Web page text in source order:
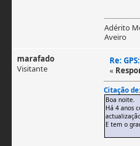
Adérito
Aveiro
marafado
Visitante
Re:
«
Citação
Boa noite.
Há 4 anos
E tem o